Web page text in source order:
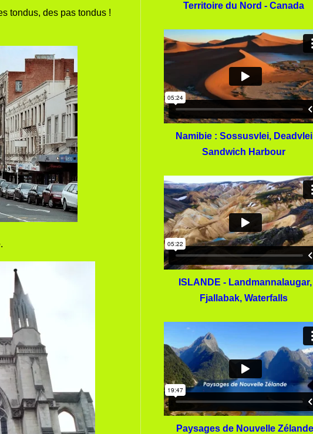
tondus, des pas tondus !
Territoire du Nord - Canada
Namibie : Sossusvlei,
Sandwich Harbour
ISLANDE - Landmannalaugar,
Fjallabak, Waterfalls
Paysages de Nouvelle Zélande